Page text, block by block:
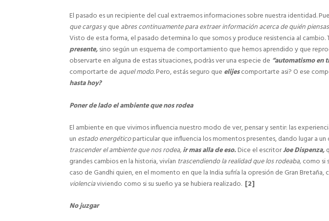
El pasado es un recipiente del cual extraemos informaciones sobre nuestra identidad.
que cargasy que abres continuamente para extraer información acerca de quién
Visto de esta forma, el pasado determina lo que somos y produce resistencia al
presente,sino según un esquema de comportamiento que hemos aprendido y que
observarte en alguna de estas situaciones, podràs ver una especie de “automatismo en
comportarte de aquel modo.Pero, estás seguro que elijescomportarte asi? O ese
hasta hoy?
Poner de lado el ambiente que nos rodea
El ambiente en que vivimos influencia nuestro modo de ver, pensar y sentir: las
un estado energéticoparticular que influencia los momentos presentes, dando lugar a
trascender el ambiente que nos rodea,ir mas alla de eso.Dice el escritorJoe Dispenza,
grandes cambios en la historia, vivían trascendiendo la realidad que los rodeaba,como si
caso de Gandhi quien, en el momento en que la India sufría la opresión de Gran Bretaña,
violenciaviviendo como si su sueño ya se hubiera realizado. [2]
No juzgar